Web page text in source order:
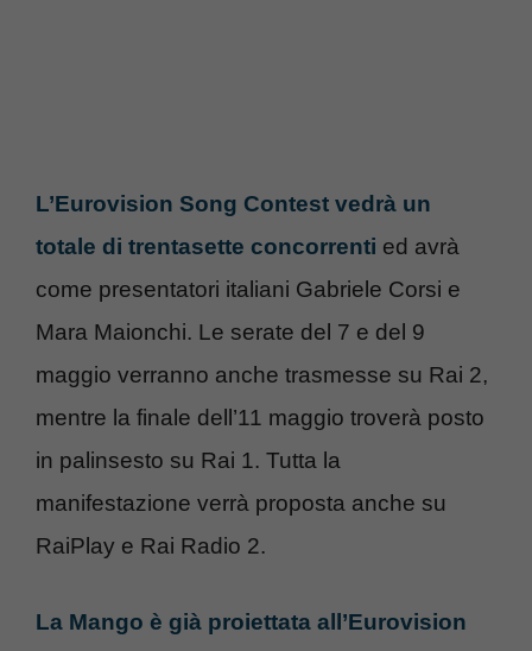
L’Eurovision Song Contest vedrà un
totale di trentasette concorrenti ed avrà
come presentatori italiani Gabriele Corsi e
Mara Maionchi. Le serate del 7 e del 9
maggio verranno anche trasmesse su Rai 2,
mentre la finale dell’11 maggio troverà posto
in palinsesto su Rai 1. Tutta la
manifestazione verrà proposta anche su
RaiPlay e Rai Radio 2.
La Mango è già proiettata all’Eurovision